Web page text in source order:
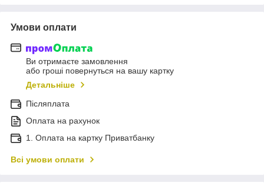
Умови оплати
Ви отримаєте замовлення
або гроші повернуться на вашу картку
Детальніше
Післяплата
Оплата на рахунок
1. Оплата на картку Приватбанку
Всі умови оплати